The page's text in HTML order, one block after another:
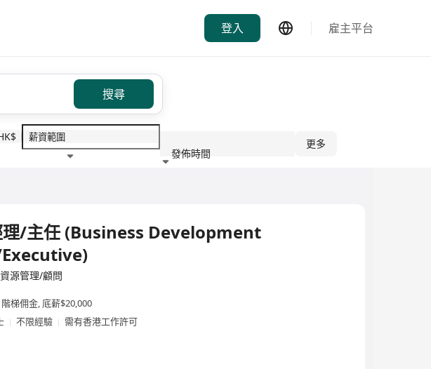
登入 雇主平台
搜尋
發佈時間
更多
/主任 (Business Development
源管理/顧問
階梯佣金, 底薪$20,000
不限經驗
需有香港工作許可